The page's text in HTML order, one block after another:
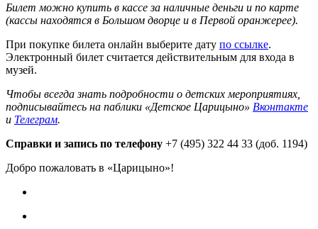
Билет можно купить в кассе за наличные деньги и по карте
(кассы находятся в Большом дворце и в Первой оранжерее).
При покупке билета онлайн выберите дату по ссылке.
Электронный билет считается действительным для входа в
музей.
Чтобы всегда знать подробности о детских мероприятиях,
подписывайтесь на паблики «Детское Царицыно» Вконтакте
и Телеграм.
Справки и запись по телефону +7 (495) 322 44 33 (доб. 1194)
Добро пожаловать в «Царицыно»!